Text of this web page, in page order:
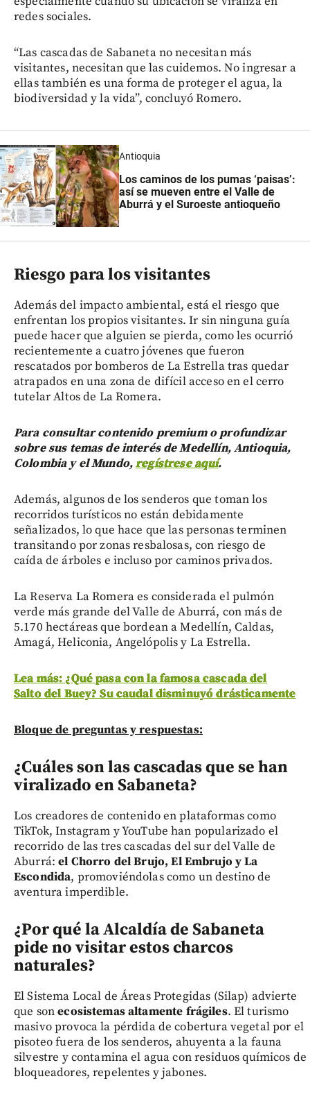
redes sociales.
“Las cascadas de Sabaneta no necesitan más
visitantes, necesitan que las cuidemos. No ingresar a
ellas también es una forma de proteger el agua, la
biodiversidad y la vida”, concluyó Romero.
Antioquia
Los caminos de los pumas ‘paisas’:
así se mueven entre el Valle de
Aburrá y el Suroeste antioqueño
Riesgo para los visitantes
Además del impacto ambiental, está el riesgo que
enfrentan los propios visitantes. Ir sin ninguna guía
puede hacer que alguien se pierda, como les ocurrió
recientemente a cuatro jóvenes que fueron
rescatados por bomberos de La Estrella tras quedar
atrapados en una zona de difícil acceso en el cerro
tutelar Altos de La Romera.
Para consultar contenido premium o profundizar
sobre sus temas de interés de Medellín, Antioquia,
Colombia y el Mundo,regístrese aquí.
Además, algunos de los senderos que toman los
recorridos turísticos no están debidamente
señalizados, lo que hace que las personas terminen
transitando por zonas resbalosas, con riesgo de
caída de árboles e incluso por caminos privados.
La Reserva La Romera es considerada el pulmón
verde más grande del Valle de Aburrá, con más de
5.170 hectáreas que bordean a Medellín, Caldas,
Amagá, Heliconia, Angelópolis y La Estrella.
Lea más: ¿Qué pasa con la famosa cascada del
Salto del Buey? Su caudal disminuyó drásticamente
Bloque de preguntas y respuestas:
¿Cuáles son las cascadas que se han
viralizado en Sabaneta?
Los creadores de contenido en plataformas como
TikTok, Instagram y YouTube han popularizado el
recorrido de las tres cascadas del sur del Valle de
Aburrá:el Chorro del Brujo, El Embrujo y La
Escondida, promoviéndolas como un destino de
aventura imperdible.
¿Por qué la Alcaldía de Sabaneta
pide no visitar estos charcos
naturales?
El Sistema Local de Áreas Protegidas (Silap) advierte
que sonecosistemas altamente frágiles. El turismo
masivo provoca la pérdida de cobertura vegetal por el
pisoteo fuera de los senderos, ahuyenta a la fauna
silvestre y contamina el agua con residuos químicos de
bloqueadores, repelentes y jabones.